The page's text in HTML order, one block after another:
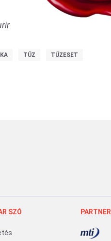
TŰZ TŰZESET
SZÓ